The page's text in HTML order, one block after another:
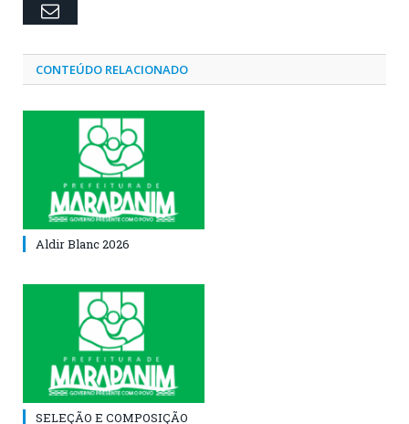
Email
CONTEÚDO RELACIONADO
Aldir Blanc 2026
SELEÇÃO E COMPOSIÇÃO